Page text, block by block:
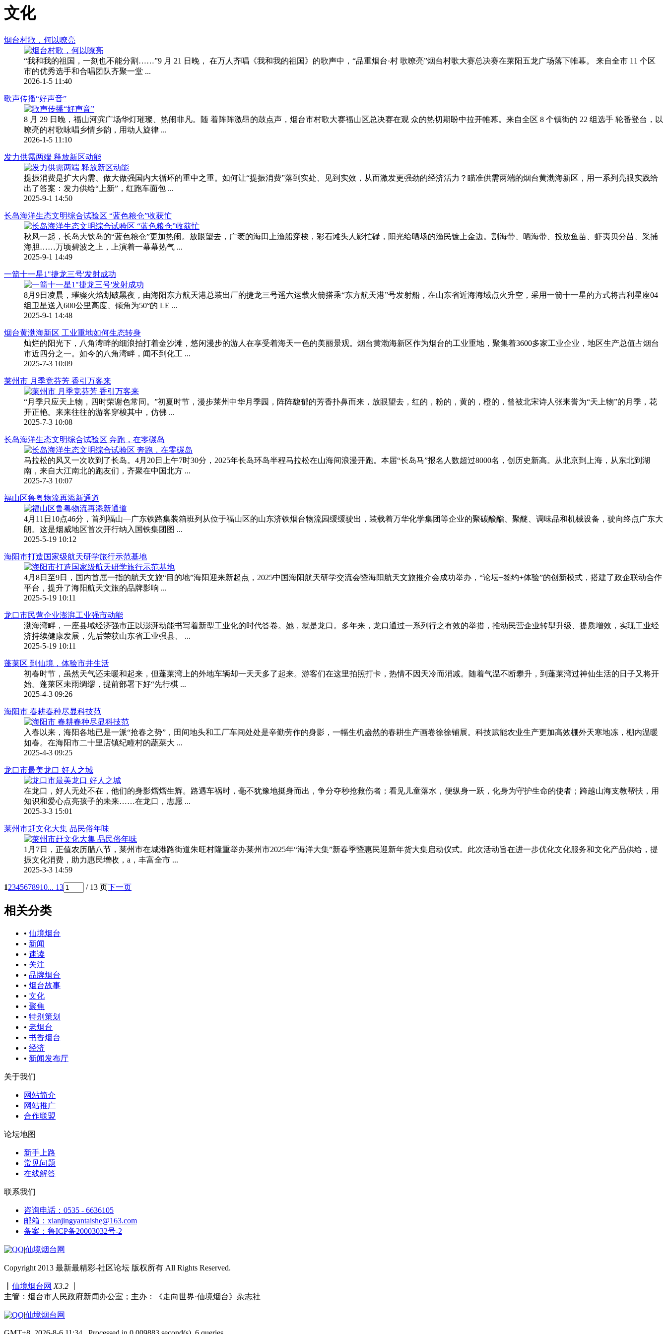
文化
烟台村歌，何以嘹亮
“我和我的祖国，一刻也不能分割……”9 月 21 日晚， 在万人齐唱《我和我的祖国》的歌声中，“品重烟台·村 歌嘹亮”烟台村歌大赛总决赛在莱阳五龙广场落下帷幕。 来自全市 11 个区
市的优秀选手和合唱团队齐聚一堂 ...
2026-1-5 11:40
歌声传播“好声音”
8 月 29 日晚，福山河滨广场华灯璀璨、热闹非凡。随 着阵阵激昂的鼓点声，烟台市村歌大赛福山区总决赛在观 众的热切期盼中拉开帷幕。来自全区 8 个镇街的 22 组选手 轮番登台，以
嘹亮的村歌咏唱乡情乡韵，用动人旋律 ...
2026-1-5 11:10
发力供需两端 释放新区动能
提振消费是扩大内需、做大做强国内大循环的重中之重。如何让“提振消费”落到实处、见到实效，从而激发更强劲的经济活力？瞄准供需两端的烟台黄渤海新区，用一系列亮眼实践给
出了答案：发力供给“上新”，红跑车面包 ...
2025-9-1 14:50
长岛海洋生态文明综合试验区 “蓝色粮仓”收获忙
秋风一起，长岛大钦岛的“蓝色粮仓”更加热闹。放眼望去，广袤的海田上渔船穿梭，彩石滩头人影忙碌，阳光给晒场的渔民镀上金边。割海带、晒海带、投放鱼苗、虾夷贝分苗、采捕
海胆……万顷碧波之上，上演着一幕幕热气 ...
2025-9-1 14:49
一箭十一星1"捷龙三号'发射成功
8月9日凌晨，璀璨火焰划破黑夜，由海阳东方航天港总装出厂的捷龙三号遥六运载火箭搭乘“东方航天港”号发射船，在山东省近海海域点火升空，采用一箭十一星的方式将吉利星座04
组卫星送入600公里高度、倾角为50°的 LE ...
2025-9-1 14:48
烟台黄渤海新区 工业重地如何生态转身
灿烂的阳光下，八角湾畔的细浪拍打着金沙滩，悠闲漫步的游人在享受着海天一色的美丽景观。烟台黄渤海新区作为烟台的工业重地，聚集着3600多家工业企业，地区生产总值占烟台
市近四分之一。如今的八角湾畔，闻不到化工 ...
2025-7-3 10:09
莱州市 月季竞芬芳 香引万客来
“月季只应天上物，四时荣谢色常同。”初夏时节，漫步莱州中华月季园，阵阵馥郁的芳香扑鼻而来，放眼望去，红的，粉的，黄的，橙的，曾被北宋诗人张耒誉为“天上物”的月季，花
开正艳。来来往往的游客穿梭其中，仿佛 ...
2025-7-3 10:08
长岛海洋生态文明综合试验区 奔跑，在零碳岛
马拉松的风又一次吹到了长岛。4月20日上午7时30分，2025年长岛环岛半程马拉松在山海间浪漫开跑。本届“长岛马”报名人数超过8000名，创历史新高。从北京到上海，从东北到湖
南，来自大江南北的跑友们，齐聚在中国北方 ...
2025-7-3 10:07
福山区鲁粤物流再添新通道
4月11日10点46分，首列福山—广东铁路集装箱班列从位于福山区的山东济铁烟台物流园缓缓驶出，装载着万华化学集团等企业的聚碳酸酯、聚醚、调味品和机械设备，驶向终点广东大
朗。这是烟威地区首次开行纳入国铁集团图 ...
2025-5-19 10:12
海阳市打造国家级航天研学旅行示范基地
4月8日至9日，国内首屈一指的航天文旅“目的地”海阳迎来新起点，2025中国海阳航天研学交流会暨海阳航天文旅推介会成功举办，“论坛+签约+体验”的创新模式，搭建了政企联动合作
平台，提升了海阳航天文旅的品牌影响 ...
2025-5-19 10:11
龙口市民营企业澎湃工业强市动能
渤海湾畔，一座县域经济强市正以澎湃动能书写着新型工业化的时代答卷。她，就是龙口。多年来，龙口通过一系列行之有效的举措，推动民营企业转型升级、提质增效，实现工业经
济持续健康发展，先后荣获山东省工业强县、 ...
2025-5-19 10:11
蓬莱区 到仙境，体验市井生活​
初春时节，虽然天气还未暖和起来，但蓬莱湾上的外地车辆却一天天多了起来。游客们在这里拍照打卡，热情不因天冷而消减。随着气温不断攀升，到蓬莱湾过神仙生活的日子又将开
始。蓬莱区未雨绸缪，提前部署下好“先行棋 ...
2025-4-3 09:26
海阳市 春耕春种尽显科技范
入春以来，海阳各地已是一派“抢春之势”，田间地头和工厂车间处处是辛勤劳作的身影，一幅生机盎然的春耕生产画卷徐徐铺展。科技赋能农业生产更加高效棚外天寒地冻，棚内温暖
如春。在海阳市二十里店镇纪疃村的蔬菜大 ...
2025-4-3 09:25
龙口市最美龙口 好人之城
在龙口，好人无处不在，他们的身影熠熠生辉。路遇车祸时，毫不犹豫地挺身而出，争分夺秒抢救伤者；看见儿童落水，便纵身一跃，化身为守护生命的使者；跨越山海支教帮扶，用
知识和爱心点亮孩子的未来……在龙口，志愿 ...
2025-3-3 15:01
莱州市赶文化大集 品民俗年味
1月7日，正值农历腊八节，莱州市在城港路街道朱旺村隆重举办莱州市2025年“海洋大集”新春季暨惠民迎新年货大集启动仪式。此次活动旨在进一步优化文化服务和文化产品供给，提
振文化消费，助力惠民增收，a，丰富全市 ...
2025-3-3 14:59
12345678910... 13 / 13 页下一页
相关分类
• 仙境烟台
• 新闻
• 速读
• 关注
• 品牌烟台
• 烟台故事
• 文化
• 聚焦
• 特别策划
• 老烟台
• 书香烟台
• 经济
• 新闻发布厅
关于我们
网站简介
网站推广
合作联盟
论坛地图
新手上路
常见问题
在线解答
联系我们
咨询电话：0535 - 6636105
邮箱：xianjingyantaishe@163.com
备案：鲁ICP备20003032号-2
|仙境烟台网
Copyright 2013 最新最精彩-社区论坛 版权所有 All Rights Reserved.
仙境烟台网 X3.2
主管：烟台市人民政府新闻办公室；主办：《走向世界·仙境烟台》杂志社
|仙境烟台网